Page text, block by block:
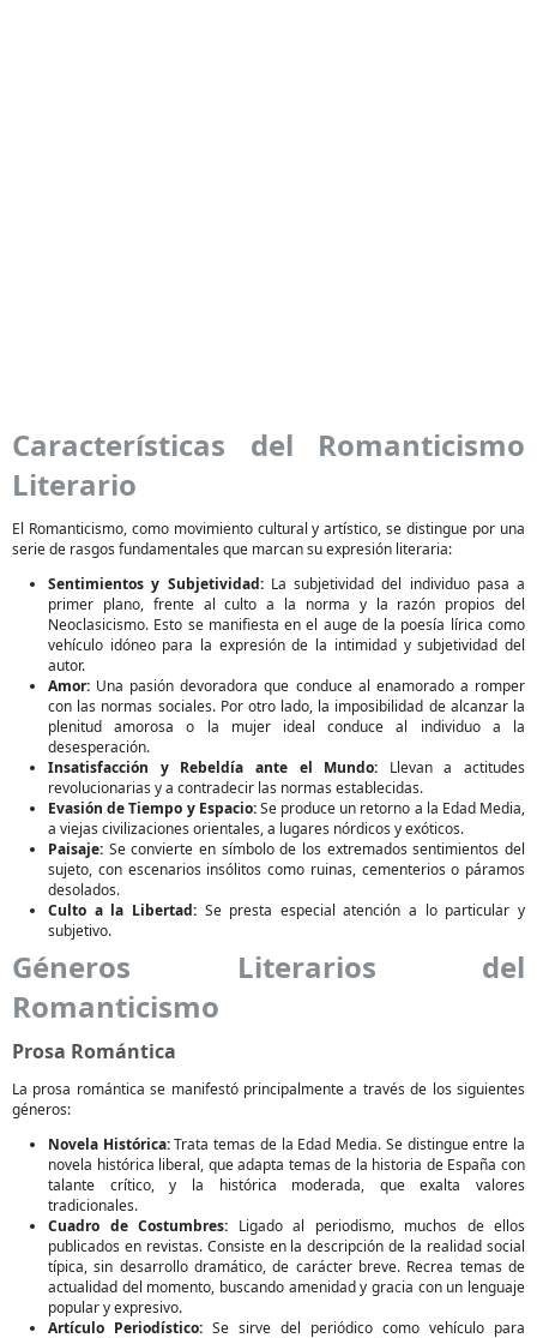
Características del Romanticismo
Literario
El Romanticismo, como movimiento cultural y artístico, se distingue por una
serie de rasgos fundamentales que marcan su expresión literaria:
Sentimientos y Subjetividad:La subjetividad del individuo pasa a
primer plano, frente al culto a la norma y la razón propios del
Neoclasicismo. Esto se manifiesta en el auge de la poesía lírica como
vehículo idóneo para la expresión de la intimidad y subjetividad del
autor.
Amor: Una pasión devoradora que conduce al enamorado a romper
con las normas sociales. Por otro lado, la imposibilidad de alcanzar la
plenitud amorosa o la mujer ideal conduce al individuo a la
desesperación.
Insatisfacción y Rebeldía ante el Mundo: Llevan a actitudes
revolucionarias y a contradecir las normas establecidas.
Evasión de Tiempo y Espacio:Se produce un retorno a la Edad Media,
a viejas civilizaciones orientales, a lugares nórdicos y exóticos.
Paisaje: Se convierte en símbolo de los extremados sentimientos del
sujeto, con escenarios insólitos como ruinas, cementerios o páramos
desolados.
Culto a la Libertad:Se presta especial atención a lo particular y
subjetivo.
Géneros Literarios del
Romanticismo
Prosa Romántica
La prosa romántica se manifestó principalmente a través de los siguientes
géneros:
Novela Histórica:Trata temas de la Edad Media. Se distingue entre la
novela histórica liberal, que adapta temas de la historia de España con
talante crítico, y la histórica moderada, que exalta valores
tradicionales.
Cuadro de Costumbres: Ligado al periodismo, muchos de ellos
publicados en revistas. Consiste en la descripción de la realidad social
típica, sin desarrollo dramático, de carácter breve. Recrea temas de
actualidad del momento, buscando amenidad y gracia con un lenguaje
popular y expresivo.
Artículo Periodístico: Se sirve del periódico como vehículo para